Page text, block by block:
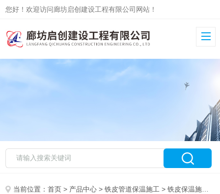
您好！欢迎访问廊坊启创建设工程有限公司网站！
当前位置：首页 > 产品中心 >铁皮管道保温施工 >铁皮保温施工队